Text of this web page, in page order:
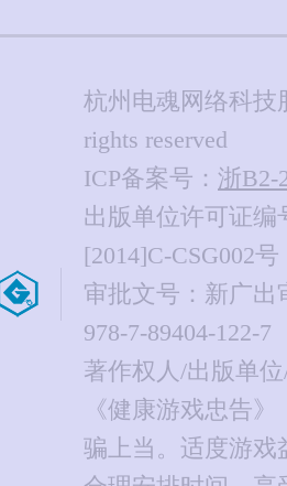
杭州电魂网络科技
rights reserved
ICP备案号： 浙B2-
出版单位许可证编
[2014]C-CSG002号
审批文号：新广出
978-7-89404-122-7
著作权人/出版单
《健康游戏忠告
骗上当。适度游戏